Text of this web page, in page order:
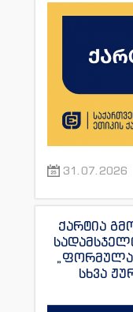
31.07.2026
ქარტია
სხვა